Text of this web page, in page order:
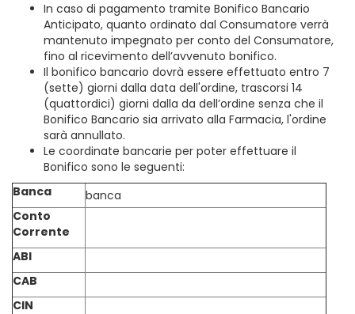
In caso di pagamento tramite Bonifico Bancario
Anticipato, quanto ordinato dal Consumatore verrà
mantenuto impegnato per conto del Consumatore,
fino al ricevimento dell’avvenuto bonifico.
Il bonifico bancario dovrà essere effettuato entro 7
(sette) giorni dalla data dell'ordine, trascorsi 14
(quattordici) giorni dalla da dell’ordine senza che il
Bonifico Bancario sia arrivato alla Farmacia, l'ordine
sarà annullato.
Le coordinate bancarie per poter effettuare il
Bonifico sono le seguenti:
Banca
banca
Conto
Corrente
ABI
CAB
CIN